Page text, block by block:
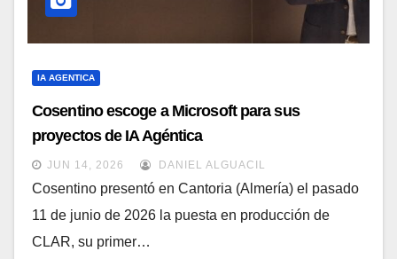
IA AGENTICA
Cosentino escoge a Microsoft para sus
proyectos de IA Agéntica
JUN 14, 2026 DANIEL ALGUACIL
Cosentino presentó en Cantoria (Almería) el pasado
11 de junio de 2026 la puesta en producción de
CLAR, su primer…